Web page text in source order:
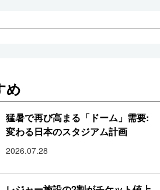
め
猛暑で再び高まる「ドーム」需要:
変わる日本のスタジアム計画
2026.07.28